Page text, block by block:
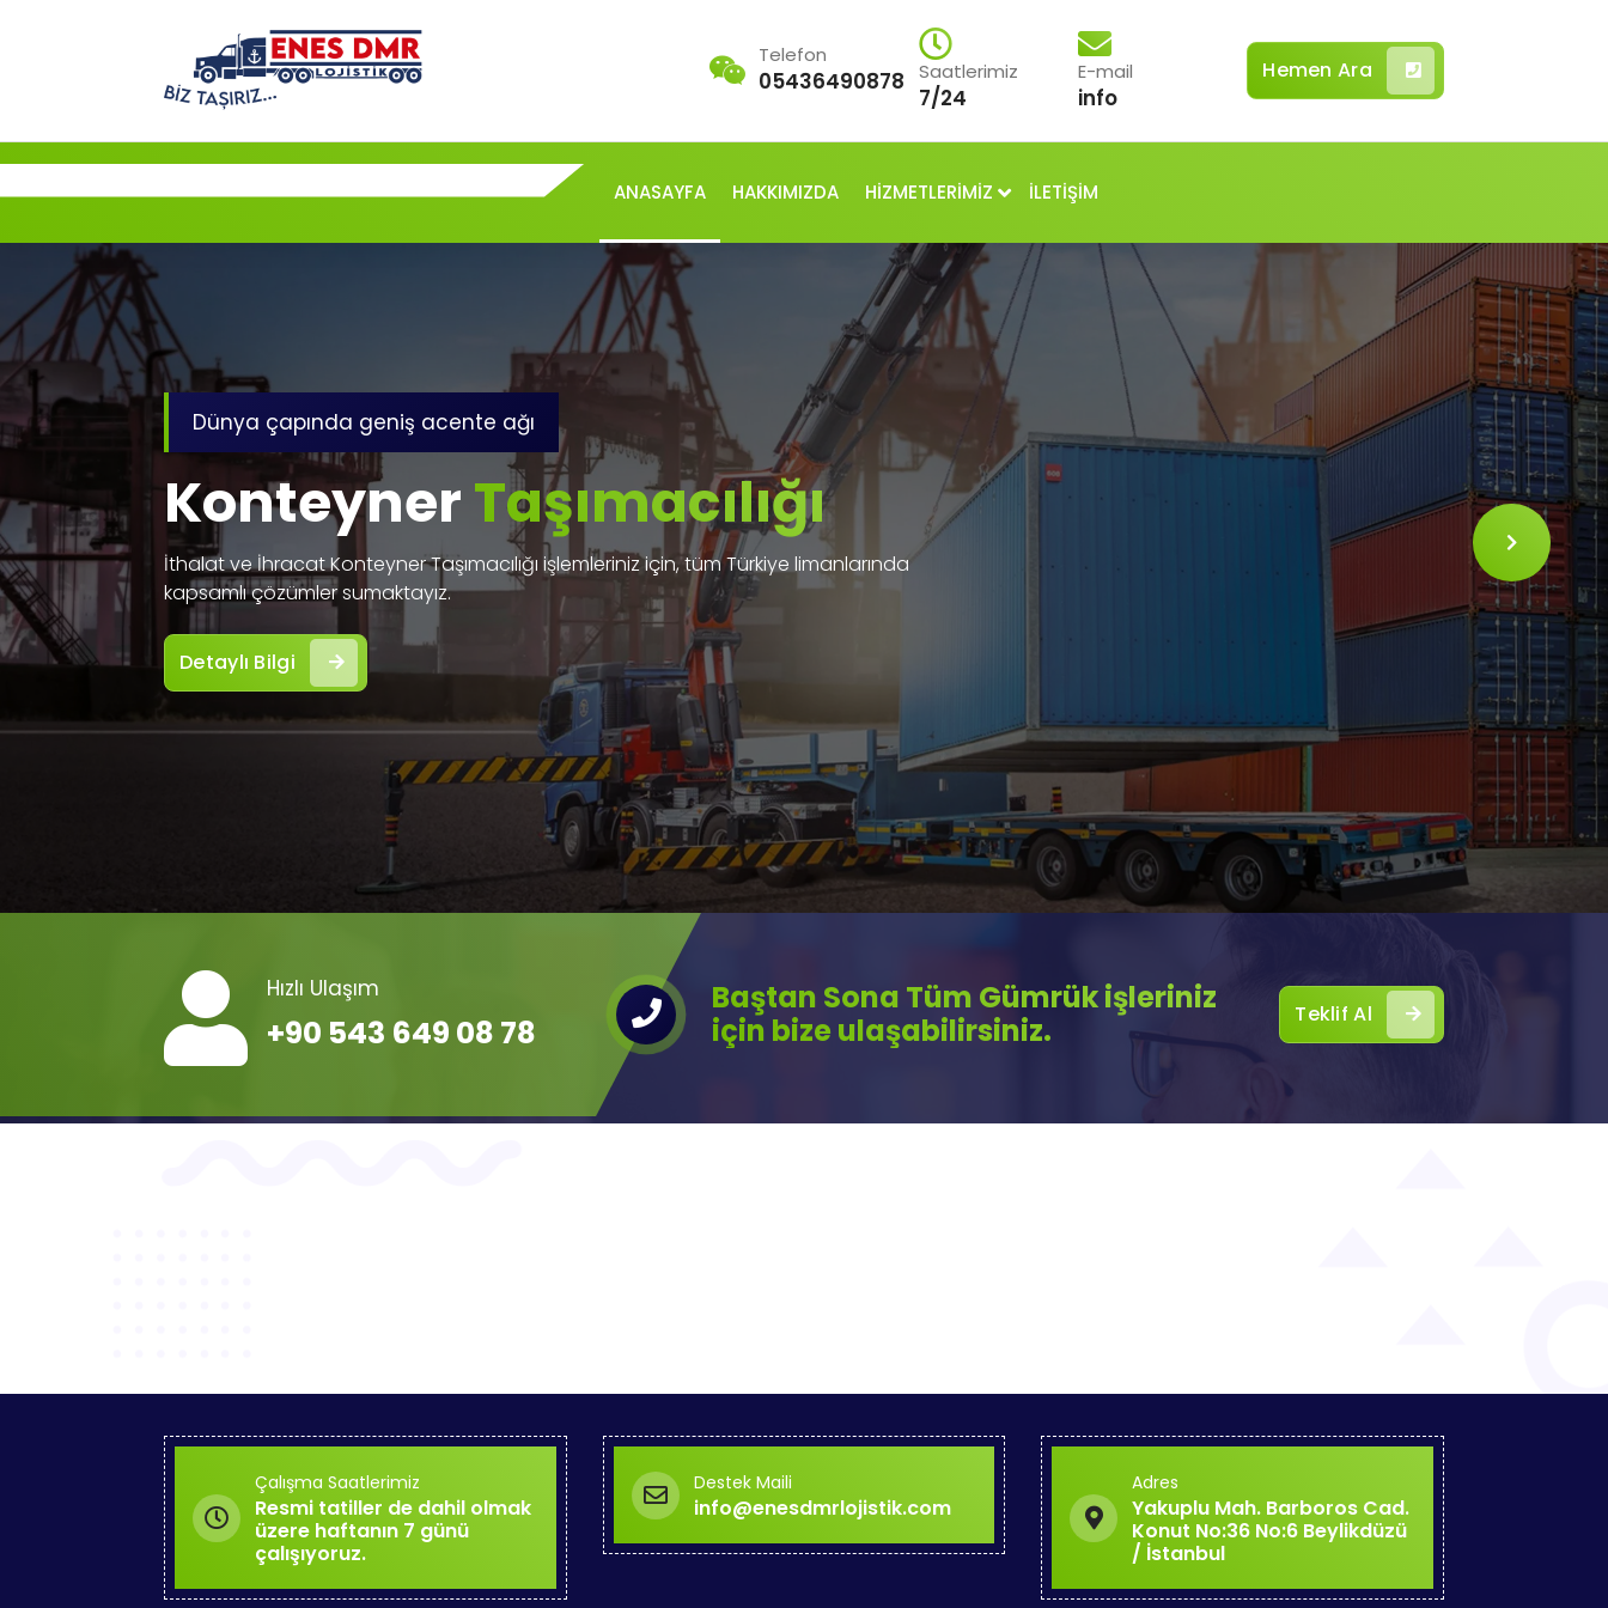
Telefon
05436490878 Saatlerimiz
7/24
E-mail
info
Hemen Ara
ANASAYFA HAKKIMIZDA HİZMETLERİMİZ İLETİŞİM
Dünya çapında geniş acente ağı
KonteynerTaşımacılığı
İthalat ve İhracat Konteyner Taşımacılığı işlemleriniz için, tüm Türkiye limanlarında
kapsamlı çözümler sumaktayız.
Detaylı Bilgi
Hızlı Ulaşım
+90 543 649 08 78
Baştan Sona Tüm Gümrük işleriniz
için bize ulaşabilirsiniz.
Teklif Al
Çalışma Saatlerimiz
Resmi tatiller de dahil olmak
üzere haftanın 7 günü
çalışıyoruz.
Destek Maili
info@enesdmrlojistik.com
Adres
Yakuplu Mah. Barboros Cad.
Konut No:36 No:6 Beylikdüzü
/ İstanbul